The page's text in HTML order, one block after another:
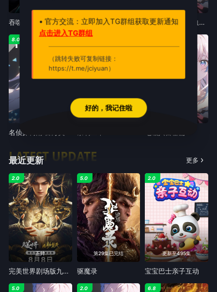
吞噬星空剧场版决战原始星 仙逆剧场版神临之战 吞噬星空剧场版血洛大陆
10
8.0 11 12
最近更新
LATEST UPDATE 更多
正片
2.0
​完美世界剧场版九劫焚天​
第29集已完结
5.0
驱魔录
更新至495集
2.0
宝宝巴士亲子互动
5.0 2.0 6.8
• 官方交流：立即加入TG群组获取更新通知
点击进入TG群组
（跳转失败可复制链接：
https://t.me/jciyuan）
好的，我记住啦